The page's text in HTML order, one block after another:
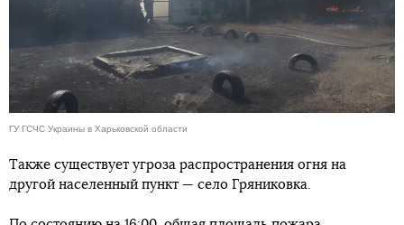
ГУ ГСЧС Украины в Харьковской области
Также существует угроза распространения огня на
другой населенный пункт — село Гряниковка.